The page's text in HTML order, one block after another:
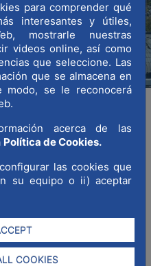
para comprender qué
interesantes y útiles,
mostrarle nuestras
videos online, así como
que seleccione. Las
que se almacena en
modo, se le reconocerá
acerca de las
Política de Cookies.
las cookies que
su equipo o ii) aceptar
COOKIES
Spanish
Madrid is
engine of